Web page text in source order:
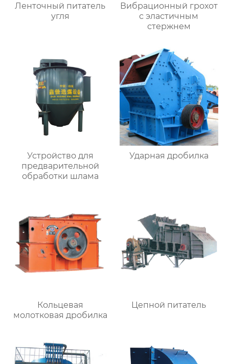
Ленточный питатель
угля
Вибрационный грохот
с эластичным
стержнем
Устройство для
предварительной
обработки шлама
Ударная дробилка
Кольцевая
молотковая дробилка
Цепной питатель